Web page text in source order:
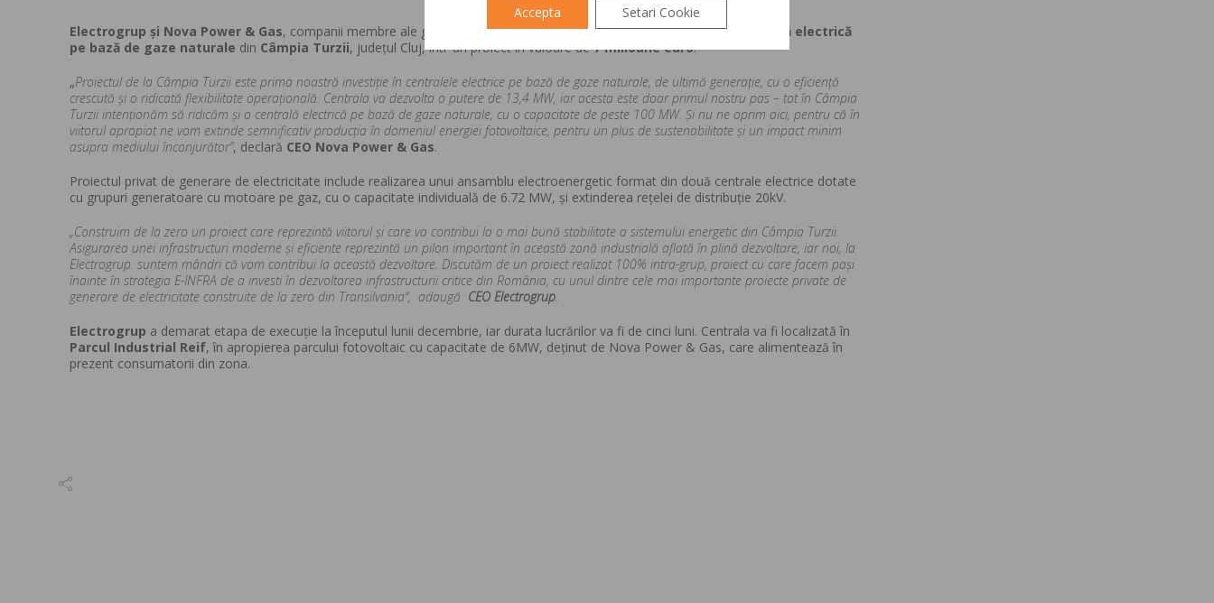
Electrogrup și Nova Power & Gas, companii membre ale grupului E-INFRA, anunţă începerea lucrărilor la prima
centrală electrică
pe bază de gaze naturale din Câmpia Turzii, judeţul Cluj, într-un proiect în valoare de7 milioane euro.
„Proiectul de la Câmpia Turzii este prima noastră investiție în centralele electrice pe bază de gaze naturale, de ultimă generaţie, cu o eficienţă
crescută şi o ridicată flexibilitate operaţională. Centrala va dezvolta o putere de 13,4 MW, iar acesta este doar primul nostru pas – tot în Câmpia
Turzii intenționăm să ridicăm și o centrală electrică pe bază de gaze naturale, cu o capacitate de peste 100 MW. Și nu ne oprim aici, pentru că în
viitorul apropiat ne vom extinde semnificativ producția în domeniul energiei fotovoltaice, pentru un plus de sustenabilitate și un impact minim
asupra mediului înconjurător”, declară CEO Nova Power & Gas.
Proiectul privat de generare de electricitate include realizarea unui ansamblu electroenergetic format din două centrale electrice dotate
cu grupuri generatoare cu motoare pe gaz, cu o capacitate individuală de 6.72 MW, şi extinderea reţelei de distribuţie 20kV.
„Construim de la zero un proiect care reprezintă viitorul și care va contribui la o mai bună stabilitate a sistemului energetic din Câmpia Turzii.
Asigurarea unei infrastructuri moderne şi eficiente reprezintă un pilon important în această zonă industrială aflată în plină dezvoltare, iar noi, la
Electrogrup. suntem mândri că vom contribui la această dezvoltare. Discutăm de un proiect realizat 100% intra-grup, proiect cu care facem pași
înainte în strategia E-INFRA de a investi în dezvoltarea infrastructurii critice din România, cu unul dintre cele mai importante proiecte private de
generare de electricitate construite de la zero din Transilvania”, adaugă CEO Electrogrup.
Electrogrup a demarat etapa de execuție la începutul lunii decembrie, iar durata lucrărilor va fi de cinci luni. Centrala va fi localizată în
Parcul Industrial Reif, în apropierea parcului fotovoltaic cu capacitate de 6MW, deținut de Nova Power & Gas, care alimentează în
prezent consumatorii din zona.
Accepta
Setari Cookie